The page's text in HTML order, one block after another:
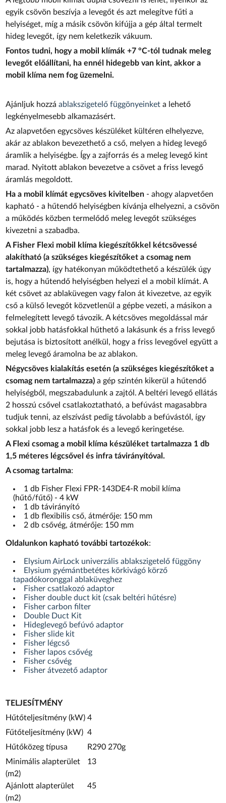
egyik csövön beszívja a levegőt és azt melegítve fűti a
helyiséget, míg a másik csövön kifújja a gép által termelt
hideg levegőt, így nem keletkezik vákuum.
Fontos tudni, hogy a mobil klímák +7 °C-tól tudnak meleg
levegőt előállítani, ha ennél hidegebb van kint, akkor a
mobil klíma nem fog üzemelni.
Ajánljuk hozzáablakszigetelő függönyeinket a lehető
legkényelmesebb alkamazásért.
Az alapvetően egycsöves készüléket kültéren elhelyezve,
akár az ablakon bevezethető a cső, melyen a hideg levegő
áramlik a helyiségbe. Így a zajforrás és a meleg levegő kint
marad. Nyitott ablakon bevezetve a csövet a friss levegő
áramlás megoldott.
Ha a mobil klímát egycsöves kivitelben - ahogy alapvetően
kapható - a hűtendő helyiségben kívánja elhelyezni, a csövön
a működés közben termelődő meleg levegőt szükséges
kivezetni a szabadba.
A Fisher Flexi mobil klíma kiegészítőkkel kétcsövessé
alakítható (a szükséges kiegészítőket a csomag nem
tartalmazza), így hatékonyan működtethető a készülék úgy
is, hogy a hűtendő helyiségben helyezi el a mobil klímát. A
két csövet az ablaküvegen vagy falon át kivezetve, az egyik
cső a külső levegőt közvetlenül a gépbe vezeti, a másikon a
felmelegített levegő távozik. A kétcsöves megoldással már
sokkal jobb hatásfokkal hűthető a lakásunk és a friss levegő
bejutása is biztosított anélkül, hogy a friss levegővel együtt a
meleg levegő áramolna be az ablakon.
Négycsöves kialakítás esetén (a szükséges kiegészítőket a
csomag nem tartalmazza) a gép szintén kikerül a hűtendő
helyiségből, megszabadulunk a zajtól. A beltéri levegő ellátás
2 hosszú csővel csatlakoztatható, a befúvást magasabbra
tudjuk tenni, az elszívást pedig távolabb a befúvástól, így
sokkal jobb lesz a hatásfok és a levegő keringetése.
A Flexi csomag a mobil klíma készüléket tartalmazza 1 db
1,5 méteres légcsővel és infra távirányítóval.
A csomag tartalma:
1 db Fisher Flexi FPR-143DE4-R mobil klíma
(hűtő/fűtő) - 4 kW
1 db távirányító
1 db flexibilis cső, átmérője: 150 mm
2 db csővég, átmérője: 150 mm
Oldalunkon kapható további tartozékok:
Elysium AirLock univerzális ablakszigetelő függöny
Elysium gyémántbetétes körkivágó körző
tapadókoronggal ablaküveghez
Fisher csatlakozó adaptor
Fisher double duct kit (csak beltéri hűtésre)
Fisher carbon filter
Double Duct Kit
Hideglevegő befúvó adaptor
Fisher slide kit
Fisher légcső
Fisher lapos csővég
Fisher csővég
Fisher átvezető adaptor
TELJESÍTMÉNY
Hűtőteljesítmény (kW) 4
Fűtőteljesítmény (kW) 4
Hűtőközeg típusa
R290 270g
Minimális alapterület
(m2)
13
Ajánlott alapterület
(m2)
45